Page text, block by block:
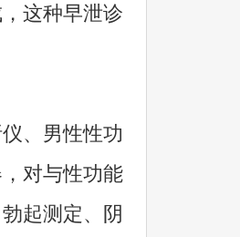
这种早泄诊
、男性性功
对与性功能
起测定、阴